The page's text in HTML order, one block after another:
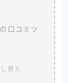
口コミツ
替え